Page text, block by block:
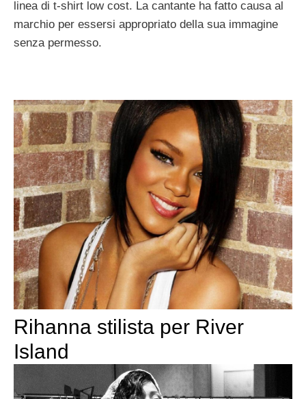
linea di t-shirt low cost. La cantante ha fatto causa al
marchio per essersi appropriato della sua immagine
senza permesso.
Rihanna stilista per River
Island